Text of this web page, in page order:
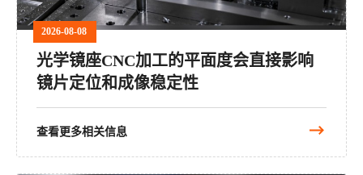
2026-08-08
光学镜座CNC加工的平面度会直接影响
镜片定位和成像稳定性
查看更多相关信息